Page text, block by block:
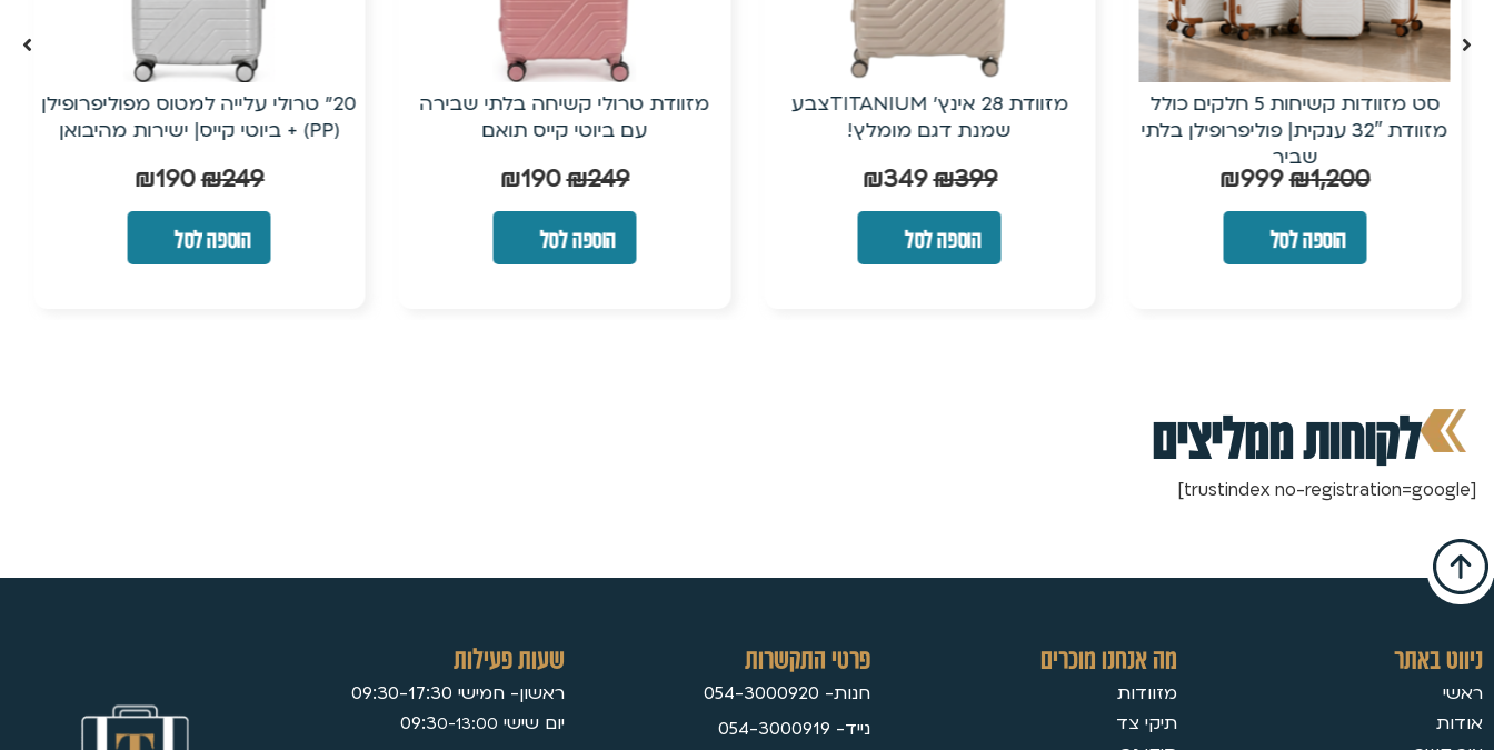
סט מזוודות קשיחות 5 חלקים כולל
מזוודת 32″ ענקית| פוליפרופילן בלתי
שביר
₪1,200
₪999
הוספה לסל
מזוודת 28 אינץ’ TITANIUMצבע
שמנת דגם מומלץ!
₪399
₪349
הוספה לסל
מזוודת טרולי קשיחה בלתי שבירה
עם ביוטי קייס תואם
₪249
₪190
הוספה לסל
20״ טרולי עלייה למטוס מפוליפרופילן
(PP) + ביוטי קייס| ישירות מהיבואן
₪249
₪190
הוספה לסל
לקוחות ממליצים
[trustindex no-registration=google]
ניווט באתר
ראשי
אודות
מה אנחנו מוכרים
מזוודות
תיקי צד
פרטי התקשרות
חנות- 054-3000920
נייד- 054-3000919
שעות פעילות
ראשון- חמישי 09:30-17:30
יום שישי 09:3 0-13:00